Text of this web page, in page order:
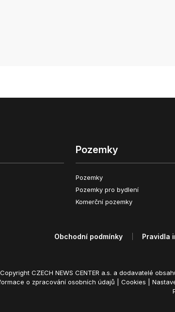
Pozemky
Pozemky
Pozemky pro bydlení
Komerční pozemky
Obchodní podmínky Pravidla
CZECH NEWS CENTER a.s. a dodavatelé
o zpracování osobních údajů Cookies